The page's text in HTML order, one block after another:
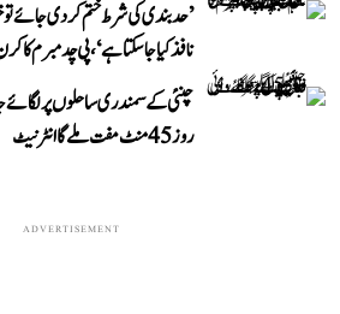
’حد بندی کی شرط ختم کر دی جائے
نافذ کیا جا سکتا ہے‘، پی چدمبرم کا
چنئی کے سمندری ساحلوں پر لگائے
روز 45 منٹ مفت ملے گا انٹرنیٹ
ADVERTISEMENT